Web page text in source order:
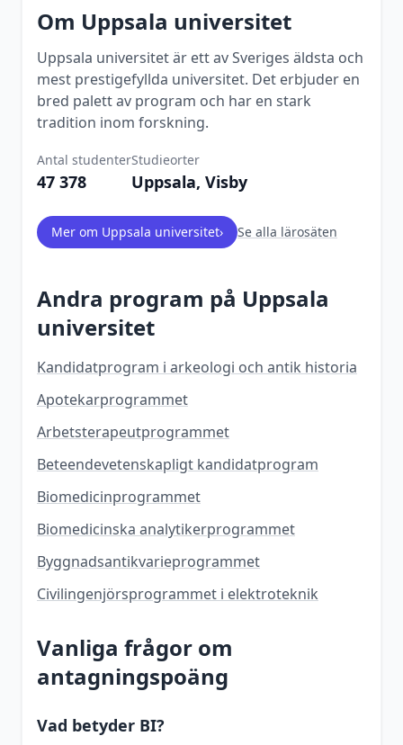
Om Uppsala universitet
Uppsala universitet är ett av Sveriges äldsta och
mest prestigefyllda universitet. Det erbjuder en
bred palett av program och har en stark
tradition inom forskning.
Antal studenter
47 378
Studieorter
Uppsala, Visby
Mer om Uppsala universitet› Se alla lärosäten
Andra program på Uppsala
universitet
Kandidatprogram i arkeologi och antik historia
Apotekarprogrammet
Arbetsterapeutprogrammet
Beteendevetenskapligt kandidatprogram
Biomedicinprogrammet
Biomedicinska analytikerprogrammet
Byggnadsantikvarieprogrammet
Civilingenjörsprogrammet i elektroteknik
Vanliga frågor om
antagningspoäng
Vad betyder BI?